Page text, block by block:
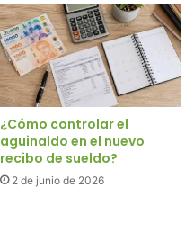
¿Cómo controlar el
aguinaldo en el nuevo
recibo de sueldo?
2 de junio de 2026